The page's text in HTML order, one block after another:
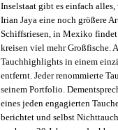
Inselstaat gibt es einfach
Irian Jaya eine noch größere
Schiffsriesen, in Mexiko findet
kreisen viel mehr Großfische.
Tauchhighlights in einem
entfernt. Jeder renommierte
seinem Portfolio.
eines jeden engagierten
berichtet und selbst